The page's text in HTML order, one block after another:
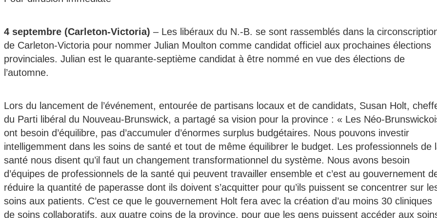
4 septembre (Carleton-Victoria) – Les libéraux du N.-B. se sont rassemblés dans la
de Carleton-Victoria pour nommer Julian Moulton comme candidat officiel aux prochaines élections
provinciales. Julian est le quarante-septième candidat à être nommé en vue des élections de
l’automne.
Lors du lancement de l’événement, entourée de partisans locaux et de candidats, Susan Holt,
du Parti libéral du Nouveau-Brunswick, a partagé sa vision pour la province : « Les Néo-
ont besoin d’équilibre, pas d’accumuler d’énormes surplus budgétaires. Nous pouvons investir
intelligemment dans les soins de santé et tout de même équilibrer le budget. Les professionnels de
santé nous disent qu’il faut un changement transformationnel du système. Nous avons besoin
d’équipes de professionnels de la santé qui peuvent travailler ensemble et c’est au gouvernement
réduire la quantité de paperasse dont ils doivent s’acquitter pour qu’ils puissent se concentrer sur
soins aux patients. C’est ce que le gouvernement Holt fera avec la création d’au moins 30 cliniques
de soins collaboratifs, aux quatre coins de la province, pour que les gens puissent accéder aux